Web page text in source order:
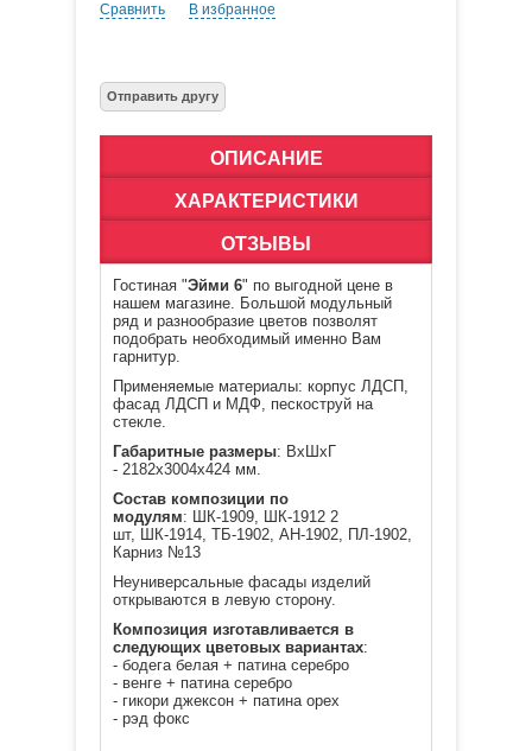
Сравнить В избранное
ОПИСАНИЕ
ХАРАКТЕРИСТИКИ
ОТЗЫВЫ
Гостиная "Эйми 6" по выгодной цене в
нашем магазине. Большой модульный
ряд и разнообразие цветов позволят
подобрать необходимый именно Вам
гарнитур.
Применяемые материалы: корпус ЛДСП,
фасад ЛДСП и МДФ, пескоструй на
стекле.
Габаритные размеры: ВхШхГ
- 2182х3004х424 мм.
Состав композиции по
модулям: ШК-1909, ШК-1912 2
шт, ШК-1914, ТБ-1902, АН-1902, ПЛ-1902,
Карниз №13
Неуниверсальные фасады изделий
открываются в левую сторону.
Композиция изготавливается в
следующих цветовых вариантах:
- бодега белая + патина серебро
- венге + патина серебро
- гикори джексон + патина орех
- рэд фокс